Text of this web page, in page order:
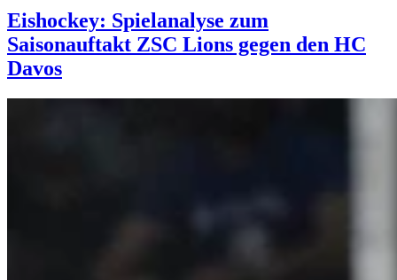
Eishockey: Spielanalyse zum
Saisonauftakt ZSC Lions gegen den HC
Davos